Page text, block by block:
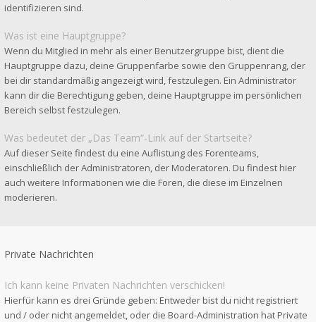
identifizieren sind.
Was ist eine Hauptgruppe?
Wenn du Mitglied in mehr als einer Benutzergruppe bist, dient die
Hauptgruppe dazu, deine Gruppenfarbe sowie den Gruppenrang, der
bei dir standardmäßig angezeigt wird, festzulegen. Ein Administrator
kann dir die Berechtigung geben, deine Hauptgruppe im persönlichen
Bereich selbst festzulegen.
Was bedeutet der „Das Team“-Link auf der Startseite?
Auf dieser Seite findest du eine Auflistung des Forenteams,
einschließlich der Administratoren, der Moderatoren. Du findest hier
auch weitere Informationen wie die Foren, die diese im Einzelnen
moderieren.
Private Nachrichten
Ich kann keine Privaten Nachrichten verschicken!
Hierfür kann es drei Gründe geben: Entweder bist du nicht registriert
und / oder nicht angemeldet, oder die Board-Administration hat Private